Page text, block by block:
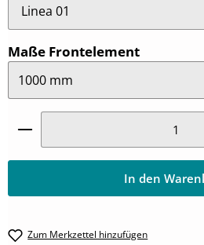
Maße Frontelementauswählen
Produkt Anzahl: Gib den
In den
Zum Merkzettel hinzufügen